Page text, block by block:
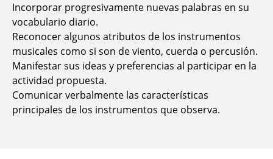
Incorporar progresivamente nuevas palabras en su
vocabulario diario.
Reconocer algunos atributos de los instrumentos
musicales como si son de viento, cuerda o percusión.
Manifestar sus ideas y preferencias al participar en la
actividad propuesta.
Comunicar verbalmente las características
principales de los instrumentos que observa.